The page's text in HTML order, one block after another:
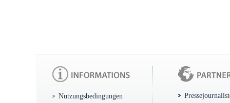
Nutzungsbedingungen